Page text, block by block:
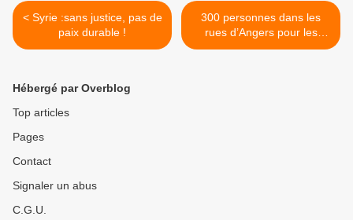
< Syrie :sans justice, pas de
paix durable !
300 personnes dans les
rues d’Angers pour les
droits des exilés >
Hébergé par Overblog
Top articles
Pages
Contact
Signaler un abus
C.G.U.